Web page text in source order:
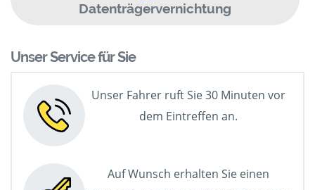
Datenträgervernichtung
Unser Service für Sie
Unser Fahrer ruft Sie 30 Minuten vor
dem Eintreffen an.
Auf Wunsch erhalten Sie einen